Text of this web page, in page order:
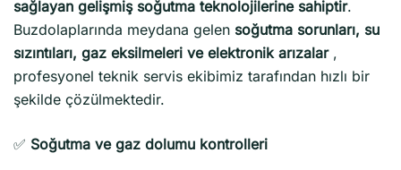
sağlayan gelişmiş soğutma teknolojilerine sahiptir.
Buzdolaplarında meydana gelen soğutma sorunları, su
sızıntıları, gaz eksilmeleri ve elektronik arızalar,
profesyonel teknik servis ekibimiz tarafından hızlı bir
şekilde çözülmektedir.
✅ Soğutma ve gaz dolumu kontrolleri